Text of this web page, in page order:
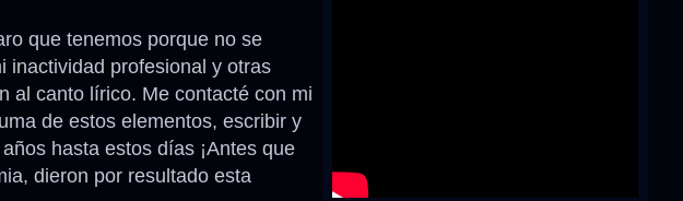
que tenemos porque no se
inactividad profesional y otras
al canto lírico. Me contacté con mi
de estos elementos, escribir y
hasta estos días ¡Antes que
dieron por resultado esta